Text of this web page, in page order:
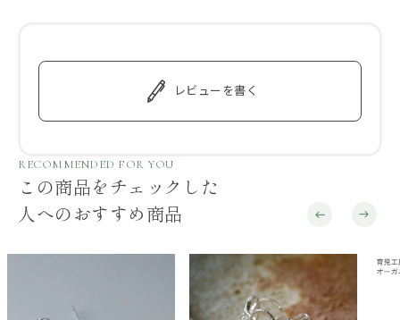
レビューを書く
RECOMMENDED FOR YOU
この商品をチェックした
人へのおすすめ商品